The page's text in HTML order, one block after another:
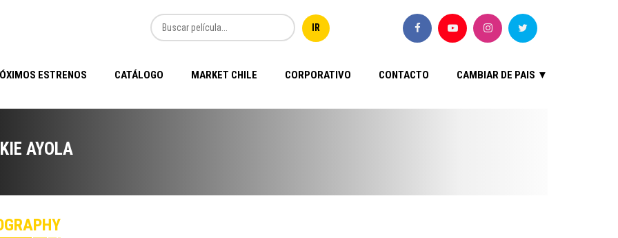
ESTRENOS CATÁLOGO MARKET CHILE CORPORATIVO CONTACTO CAMBIAR DE PAIS ▼
AYOLA